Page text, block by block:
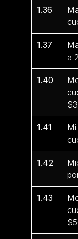
1.36
1.37
a
1.40
1.41
1.42
1.43